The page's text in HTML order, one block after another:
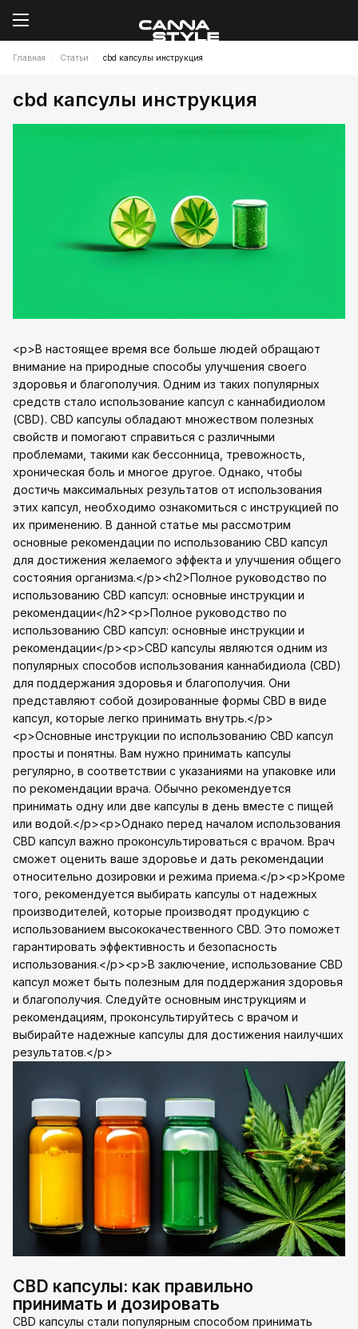
Главная Статьи cbd капсулы инструкция
cbd капсулы инструкция
<p>В настоящее время все больше людей обращают
внимание на природные способы улучшения своего
здоровья и благополучия. Одним из таких популярных
средств стало использование капсул с каннабидиолом
(CBD). CBD капсулы обладают множеством полезных
свойств и помогают справиться с различными
проблемами, такими как бессонница, тревожность,
хроническая боль и многое другое. Однако, чтобы
достичь максимальных результатов от использования
этих капсул, необходимо ознакомиться с инструкцией по
их применению. В данной статье мы рассмотрим
основные рекомендации по использованию CBD капсул
для достижения желаемого эффекта и улучшения общего
состояния организма.</p><h2>Полное руководство по
использованию CBD капсул: основные инструкции и
рекомендации</h2><p>Полное руководство по
использованию CBD капсул: основные инструкции и
рекомендации</p><p>CBD капсулы являются одним из
популярных способов использования каннабидиола (CBD)
для поддержания здоровья и благополучия. Они
представляют собой дозированные формы CBD в виде
капсул, которые легко принимать внутрь.</p>
<p>Основные инструкции по использованию CBD капсул
просты и понятны. Вам нужно принимать капсулы
регулярно, в соответствии с указаниями на упаковке или
по рекомендации врача. Обычно рекомендуется
принимать одну или две капсулы в день вместе с пищей
или водой.</p><p>Однако перед началом использования
CBD капсул важно проконсультироваться с врачом. Врач
сможет оценить ваше здоровье и дать рекомендации
относительно дозировки и режима приема.</p><p>Кроме
того, рекомендуется выбирать капсулы от надежных
производителей, которые производят продукцию с
использованием высококачественного CBD. Это поможет
гарантировать эффективность и безопасность
использования.</p><p>В заключение, использование CBD
капсул может быть полезным для поддержания здоровья
и благополучия. Следуйте основным инструкциям и
рекомендациям, проконсультируйтесь с врачом и
выбирайте надежные капсулы для достижения наилучших
результатов.</p>
CBD капсулы: как правильно
принимать и дозировать
CBD капсулы стали популярным способом принимать